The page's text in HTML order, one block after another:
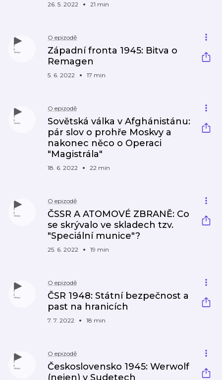
26. 5. 2022 21 min
O epizodě
Západní fronta 1945: Bitva o
Remagen
5. 6. 2022 17 min
O epizodě
Sovětská válka v Afghánistánu:
pár slov o prohře Moskvy a
nakonec něco o Operaci
"Magistrála"
18. 6. 2022 22 min
O epizodě
ČSSR A ATOMOVÉ ZBRANĚ: Co
se skrývalo ve skladech tzv.
"Speciální munice"?
25. 6. 2022 19 min
O epizodě
ČSR 1948: Státní bezpečnost a
past na hranicích
7. 7. 2022 18 min
O epizodě
Československo 1945: Werwolf
(nejen) v Sudetech